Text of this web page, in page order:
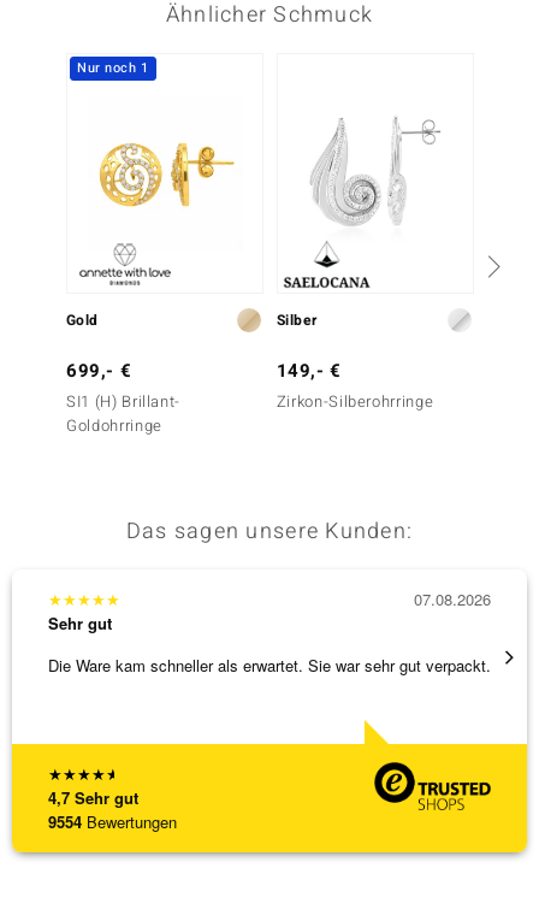
Ähnlicher Schmuck
Nur noch 1
Gold
699,- €
SI1 (H) Brillant-
Goldohrringe
Silber
149,- €
Zirkon-Silberohrringe
Das sagen unsere Kunden:
★★★★★
4,7 Sehr gut
9554 Bewertungen
★★★★★
Sehr gut
Die Ware kam schneller als erwartet. Sie war sehr gut verpackt.
07.08.2026
Alles